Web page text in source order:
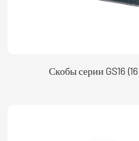
Скобы серии GS16